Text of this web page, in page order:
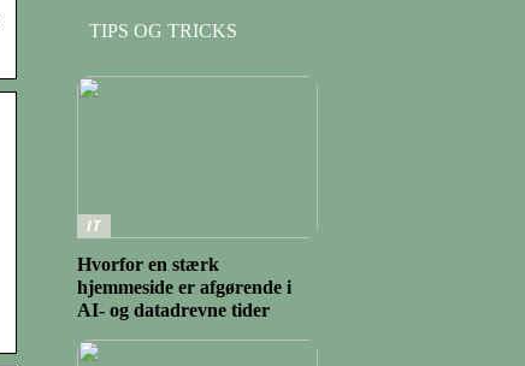
TIPS OG TRICKS
IT
Hvorfor en stærk
hjemmeside er afgørende i
AI- og datadrevne tider